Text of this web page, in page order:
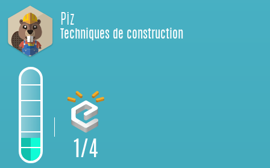
Piz
Techniques de construction
1/4